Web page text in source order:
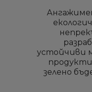
устойчиви
зелено